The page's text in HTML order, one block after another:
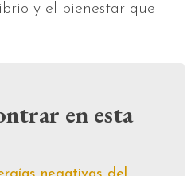
y el bienestar que
en esta